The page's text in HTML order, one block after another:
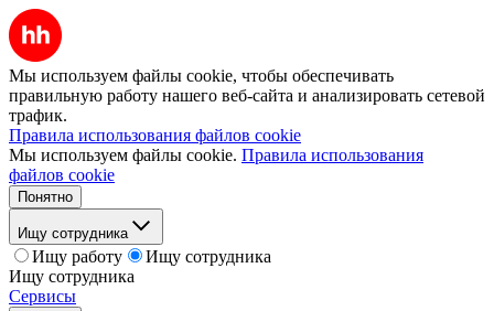
Мы используем файлы cookie, чтобы обеспечивать
правильную работу нашего веб-сайта и анализировать сетевой
трафик.
Правила использования файлов cookie
Мы используем файлы cookie. Правила использования
файлов cookie
Понятно
Ищу сотрудника
Ищу работу
Ищу сотрудника
Ищу сотрудника
Сервисы